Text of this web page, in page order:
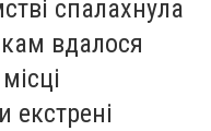
спалахнула
вдалося